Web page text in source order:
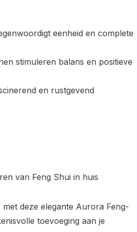
eenheid en complete
stimuleren balans en positieve
en rustgevend
van Feng Shui in huis
deze elegante Aurora Feng-
toevoeging aan je